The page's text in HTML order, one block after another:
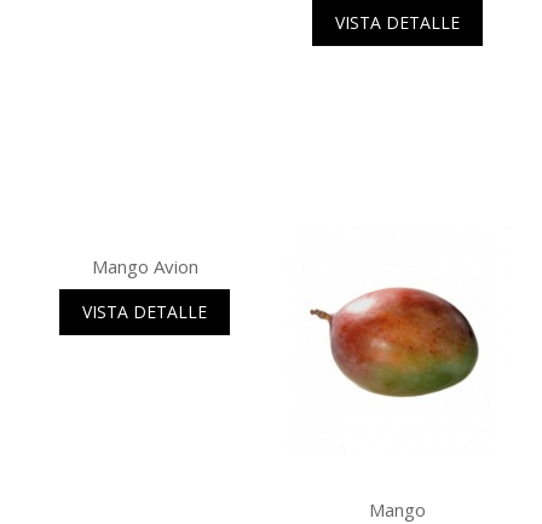
VISTA DETALLE
Mango Avion
VISTA DETALLE
Mango